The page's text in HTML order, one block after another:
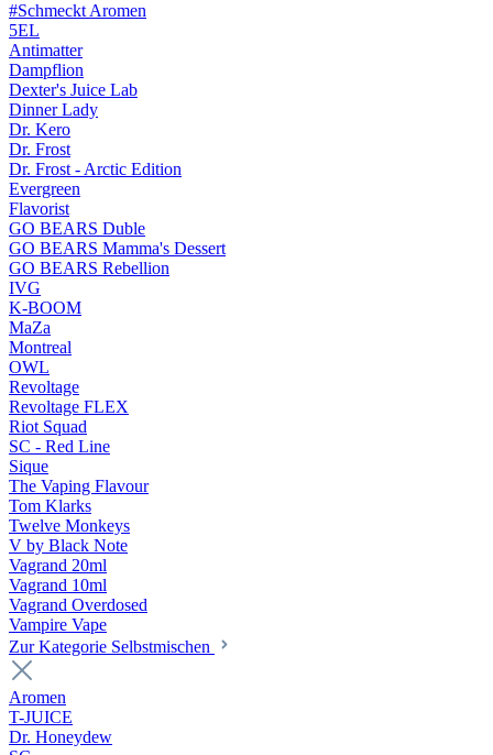
#Schmeckt Aromen
5EL
Antimatter
Dampflion
Dexter's Juice Lab
Dinner Lady
Dr. Kero
Dr. Frost
Dr. Frost - Arctic Edition
Evergreen
Flavorist
GO BEARS Duble
GO BEARS Mamma's Dessert
GO BEARS Rebellion
IVG
K-BOOM
MaZa
Montreal
OWL
Revoltage
Revoltage FLEX
Riot Squad
SC - Red Line
Sique
The Vaping Flavour
Tom Klarks
Twelve Monkeys
V by Black Note
Vagrand 20ml
Vagrand 10ml
Vagrand Overdosed
Vampire Vape
Zur Kategorie Selbstmischen
Aromen
T-JUICE
Dr. Honeydew